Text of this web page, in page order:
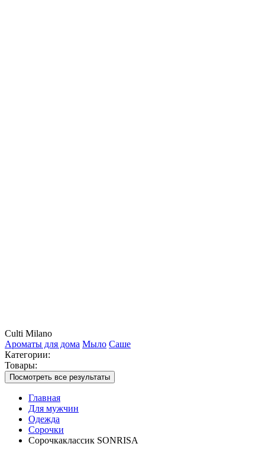
Culti Milano
Ароматы для дома Мыло Саше
Категории:
Товары:
Посмотреть все результаты
Главная
Для мужчин
Одежда
Сорочки
Сорочкаклассик SONRISA